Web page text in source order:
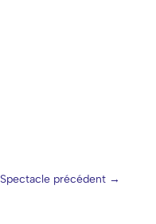
Spectacle précédent →